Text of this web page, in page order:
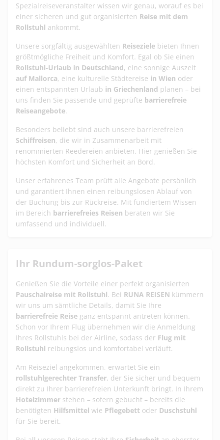
Spezialreiseveranstalter wissen wir genau, worauf es bei
einer sicheren und gut organisierten Reise mit dem
Rollstuhl ankommt.
Unsere sorgfältig ausgewählten Reiseziele bieten Ihnen
größtmögliche Freiheit und Komfort. Egal ob Sie einen
Rollstuhl-Urlaub in Deutschland, eine sonnige Auszeit
auf Mallorca, eine kulturelle Städtereise in Wien oder
einen entspannten Urlaub in Griechenland planen – bei
uns finden Sie passende und geprüfte barrierefreie
Reiseangebote.
Besonders beliebt sind auch unsere barrierefreien
Schiffreisen, die wir in Zusammenarbeit mit
renommierten Reedereien anbieten. Hier genießen Sie
höchsten Komfort und Sicherheit an Bord.
Unser erfahrenes Team prüft alle Angebote persönlich
und garantiert Ihnen einen reibungslosen Ablauf von
der Buchung bis zur Rückreise. Mit fundiertem Wissen
im Bereich barrierefreies Reisen beraten wir Sie
umfassend und individuell.
Ihr Rundum-sorglos-Paket
Genießen Sie die Vorteile einer perfekt organisierten
Pauschalreise mit Rollstuhl. Bei RUNA REISEN kümmern
wir uns um sämtliche Details, damit Sie Ihre
barrierefreie Reise ganz entspannt antreten können.
Schon vor Ihrem Flug übernehmen wir die Anmeldung
Ihres Rollstuhls bei der Airline, sodass der Flug mit
Rollstuhl reibungslos und komfortabel verläuft.
Am Reiseziel angekommen, erwartet Sie ein
rollstuhlgerechter Transfer, der Sie sicher und bequem
direkt zu Ihrer barrierefreien Unterkunft bringt. In Ihrem
Hotelzimmer stehen – sofern gebucht – bereits die
benötigten Hilfsmittel wie Pflegebett oder Duschstuhl
für Sie bereit.